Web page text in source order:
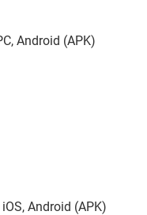
Android (APK)
Android (APK)